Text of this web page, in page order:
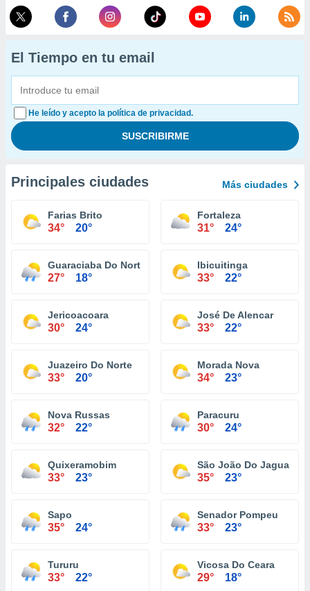
El Tiempo en tu email
He leído y acepto la política de privacidad.
Principales ciudades Más ciudades
Farias Brito
34° 20°
Fortaleza
31° 24°
Guaraciaba Do Norte
27° 18°
Ibicuitinga
33° 22°
Jericoacoara
30° 24°
José De Alencar
33° 22°
Juazeiro Do Norte
33° 20°
Morada Nova
34° 23°
Nova Russas
32° 22°
Paracuru
30° 24°
Quixeramobim
33° 23°
São João Do Jaguaribe
35° 23°
Sapo
35° 24°
Senador Pompeu
33° 23°
Tururu
33° 22°
Vicosa Do Ceara
29° 18°